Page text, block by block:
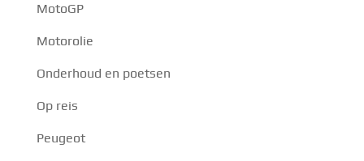
MotoGP
Motorolie
Onderhoud en poetsen
Op reis
Peugeot